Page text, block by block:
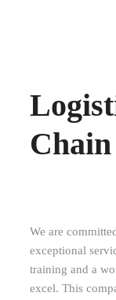
Chain
We are
exceptional
training and a
excel. This